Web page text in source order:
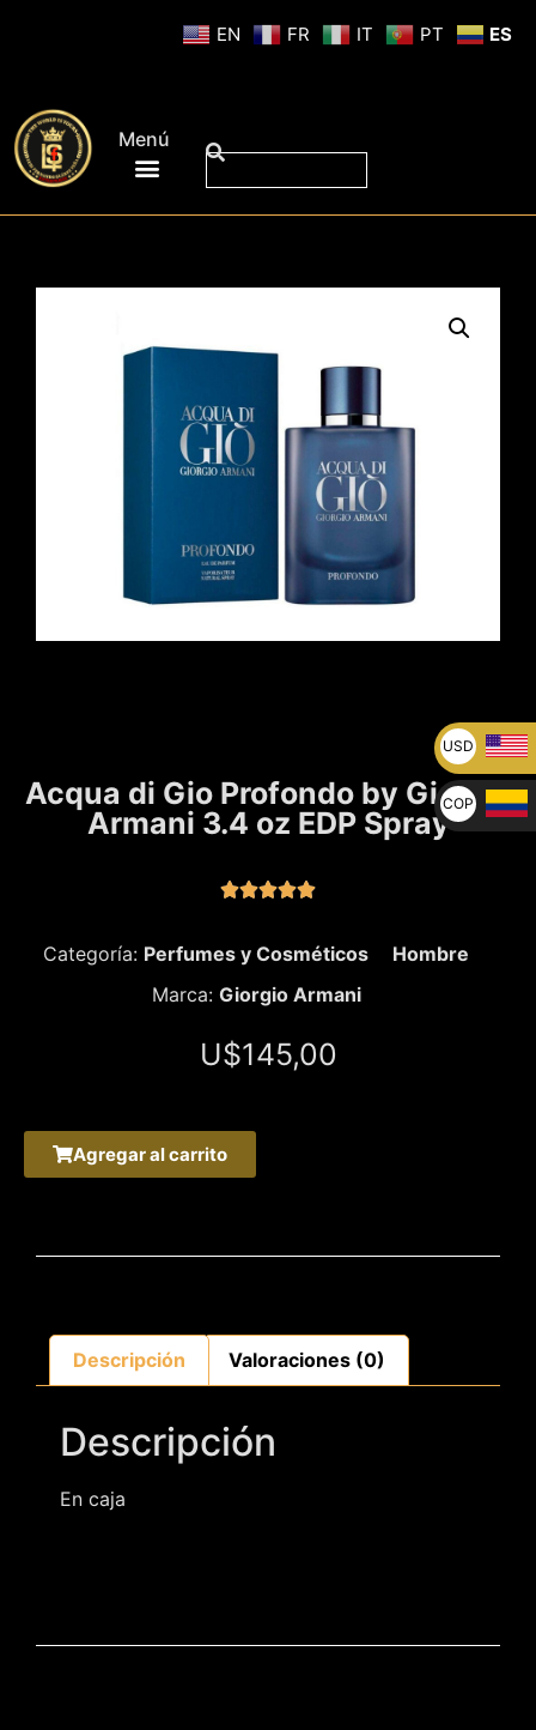
Menú
Acqua di Gio Profondo by Giorgio
Armani 3.4 oz EDP Spray

Categoría: Perfumes y Cosméticos
Hombre
Marca: Giorgio Armani
U$145,00
Agregar al carrito
Descripción Valoraciones (0)
Descripción
En caja
EN FR IT PT ES
USD
U$
COP
$